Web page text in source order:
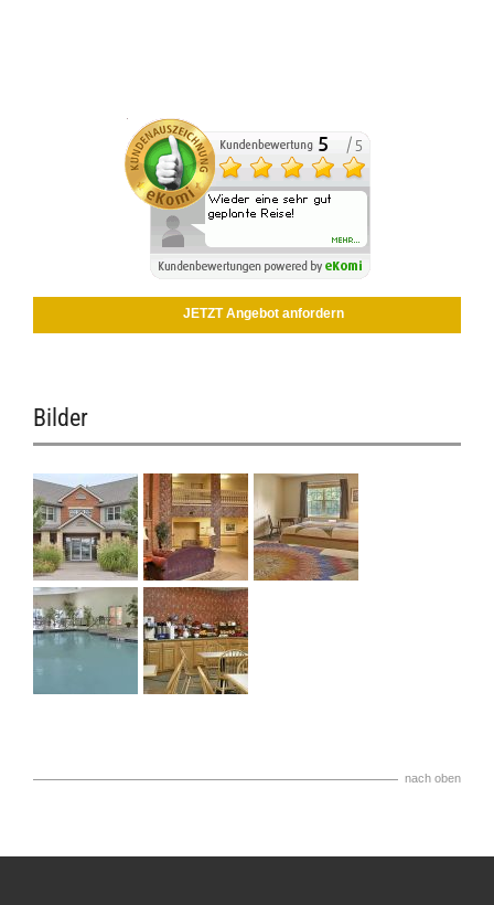
JETZT Angebot anfordern
Bilder
nach oben